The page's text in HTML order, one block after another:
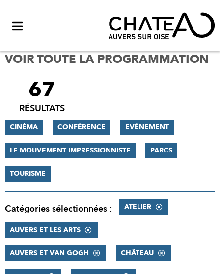
VOIR TOUTE LA PROGRAMMATION
FILTRER
RÉSULTATS
67
RÉSULTATS
CINÉMA CONFÉRENCE EVÈNEMENT
LE MOUVEMENT IMPRESSIONNISTE PARCS
TOURISME
Catégories sélectionnées : ATELIER
AUVERS ET LES ARTS
AUVERS ET VAN GOGH CHÂTEAU